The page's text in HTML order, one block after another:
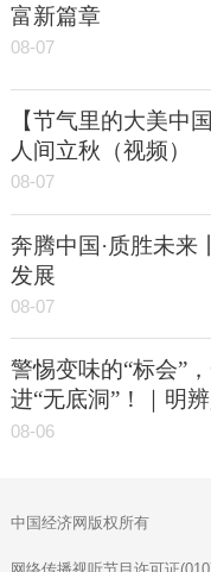
富新篇章
08-07
【节气里的大美中
人间立秋（视频）
08-07
奔腾中国·质胜未来
发展
08-07
警惕变味的“标会”
进“无底洞”！｜明
08-06
中国经济网版权所有